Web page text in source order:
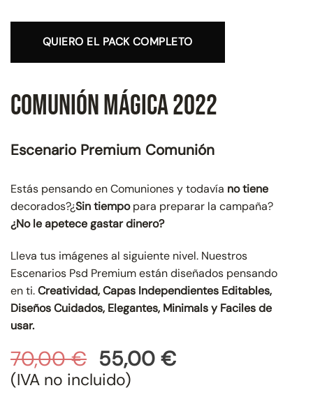
QUIERO EL PACK COMPLETO
Comunión Mágica 2022
Escenario Premium Comunión
Estás pensando en Comuniones y todavía no tiene
decorados?¿Sin tiempopara preparar la campaña?
¿No le apetece gastar dinero?
Lleva tus imágenes al siguiente nivel. Nuestros
Escenarios Psd Premium están diseñados pensando
en ti.Creatividad, Capas Independientes Editables,
Diseños Cuidados, Elegantes, Minimals y Faciles de
usar.
70,00€ El
precio
original
55,00 €El
(IVA no incluido)